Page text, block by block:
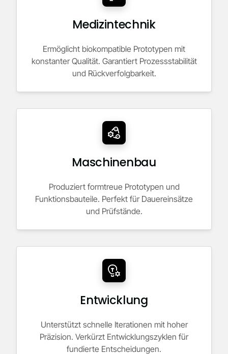
Medizintechnik
Ermöglicht biokompatible Prototypen mit
konstanter Qualität. Garantiert Prozessstabilität
und Rückverfolgbarkeit.
Maschinenbau
Produziert formtreue Prototypen und
Funktionsbauteile. Perfekt für Dauereinsätze
und Prüfstände.
Entwicklung
Unterstützt schnelle Iterationen mit hoher
Präzision. Verkürzt Entwicklungszyklen für
fundierte Entscheidungen.